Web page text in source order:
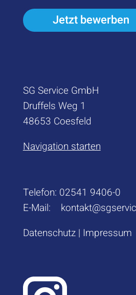
Jetzt bewerben
SG Service GmbH
Druffels Weg 1
48653 Coesfeld
Navigation starten
Telefon: 02541 9406-0
E-Mail:
Datenschutz| Impressum